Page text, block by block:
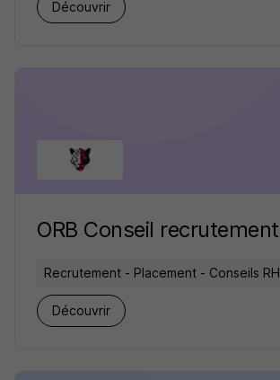
Découvrir
ORB Conseil recrutement
Recrutement - Placement - Conseils RH
Découvrir